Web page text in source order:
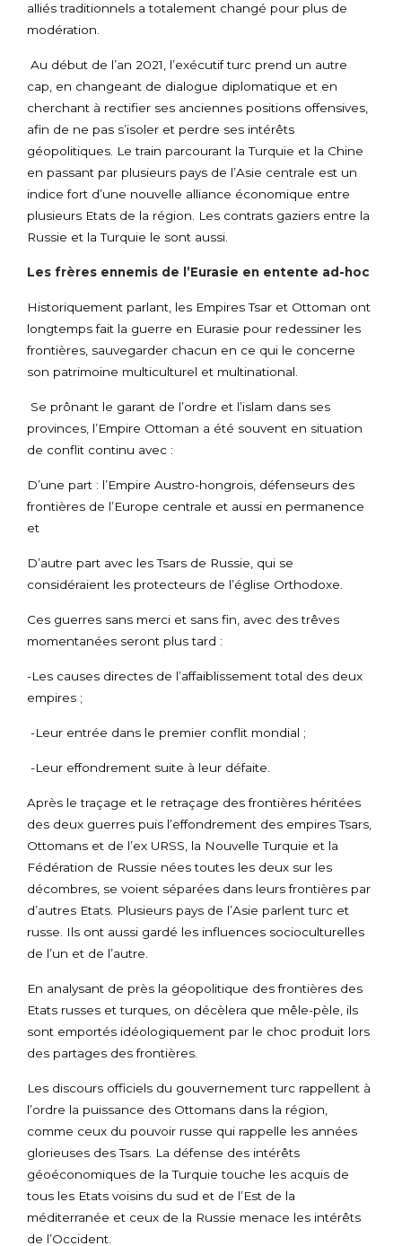
alliés traditionnels a totalement changé pour plus de
modération.
Au début de l’an 2021, l’exécutif turc prend un autre
cap, en changeant de dialogue diplomatique et en
cherchant à rectifier ses anciennes positions offensives,
afin de ne pas s’isoler et perdre ses intérêts
géopolitiques. Le train parcourant la Turquie et la Chine
en passant par plusieurs pays de l’Asie centrale est un
indice fort d’une nouvelle alliance économique entre
plusieurs Etats de la région. Les contrats gaziers entre la
Russie et la Turquie le sont aussi.
Les frères ennemis de l’Eurasie en entente ad-hoc
Historiquement parlant, les Empires Tsar et Ottoman ont
longtemps fait la guerre en Eurasie pour redessiner les
frontières, sauvegarder chacun en ce qui le concerne
son patrimoine multiculturel et multinational.
Se prônant le garant de l’ordre et l’islam dans ses
provinces, l’Empire Ottoman a été souvent en situation
de conflit continu avec :
D’une part : l’Empire Austro-hongrois, défenseurs des
frontières de l’Europe centrale et aussi en permanence
et
D’autre part avec les Tsars de Russie, qui se
considéraient les protecteurs de l’église Orthodoxe.
Ces guerres sans merci et sans fin, avec des trêves
momentanées seront plus tard :
-Les causes directes de l’affaiblissement total des deux
empires ;
-Leur entrée dans le premier conflit mondial ;
-Leur effondrement suite à leur défaite.
Après le traçage et le retraçage des frontières héritées
des deux guerres puis l’effondrement des empires Tsars,
Ottomans et de l’ex URSS, la Nouvelle Turquie et la
Fédération de Russie nées toutes les deux sur les
décombres, se voient séparées dans leurs frontières par
d’autres Etats. Plusieurs pays de l’Asie parlent turc et
russe. Ils ont aussi gardé les influences socioculturelles
de l’un et de l’autre.
En analysant de près la géopolitique des frontières des
Etats russes et turques, on décèlera que mêle-pèle, ils
sont emportés idéologiquement par le choc produit lors
des partages des frontières.
Les discours officiels du gouvernement turc rappellent à
l’ordre la puissance des Ottomans dans la région,
comme ceux du pouvoir russe qui rappelle les années
glorieuses des Tsars. La défense des intérêts
géoéconomiques de la Turquie touche les acquis de
tous les Etats voisins du sud et de l’Est de la
méditerranée et ceux de la Russie menace les intérêts
de l’Occident.